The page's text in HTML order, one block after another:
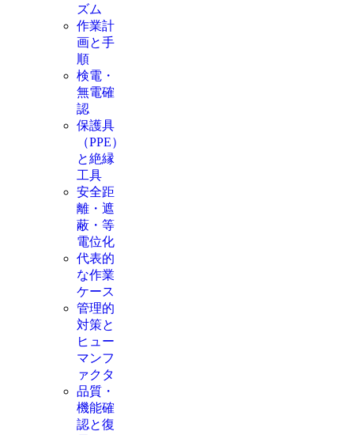
ズム
作業計
画と手
順
検電・
無電確
認
保護具
（PPE）
と絶縁
工具
安全距
離・遮
蔽・等
電位化
代表的
な作業
ケース
管理的
対策と
ヒュー
マンフ
ァクタ
品質・
機能確
認と復